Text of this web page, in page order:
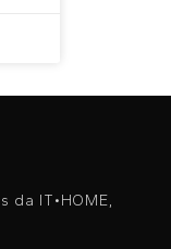
da IT•HOME,